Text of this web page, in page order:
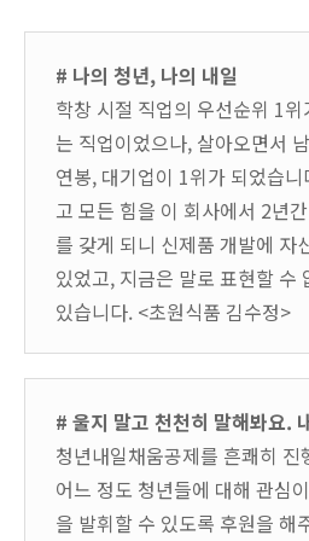
# 나의 청년, 나의 내일
학창 시절 직업의 우선순위 1
는 직업이었으나, 살아오면서
연봉, 대기업이 1위가 되었습
고 모든 힘을 이 회사에서 2년
를 갖게 되니 신제품 개발에 자
있었고, 지금은 말로 표현할 수
있습니다. <초원식품 김수정>
# 울지 말고 천천히 말해봐요.
청년내일채움공제를 흔쾌히 진
어느 정도 청년들에 대해 관심
을 발휘할 수 있도록 후원을 해